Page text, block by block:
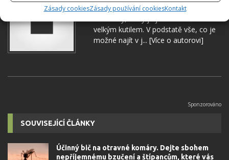
Zásady cookiesZásady používání cookiesKontakt
Absolvent České zemědělské
velkým kutilem. V podstatě vše, co je
možné najít v j... [Více o autorovi]
SOUVISEJÍCÍ ČLÁNKY
Účinný bič na otravné komáry. Dejte sbohem
nepříjemnému bzučení a štípancům, které vás